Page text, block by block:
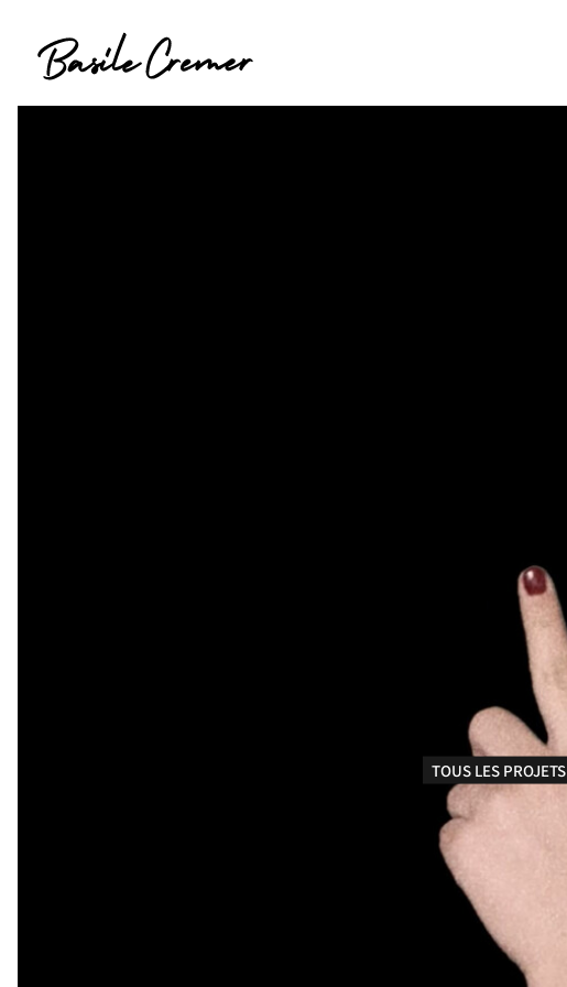
TOUS LES PROJETS